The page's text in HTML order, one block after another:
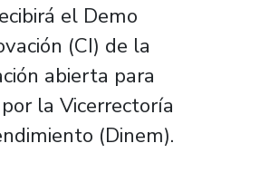
el Demo
(CI) de la
abierta para
la Vicerrectoría
(Dinem).